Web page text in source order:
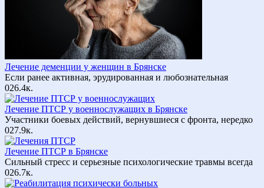
Лечение деменции у женщин в Брянске
Если ранее активная, эрудированная и любознательная
026.4к.
Лечение ПТСР у военнослужащих в Брянске
Участники боевых действий, вернувшиеся с фронта, нередко
027.9к.
Лечение ПТСР в Брянске
Сильный стресс и серьезные психологические травмы всегда
026.7к.